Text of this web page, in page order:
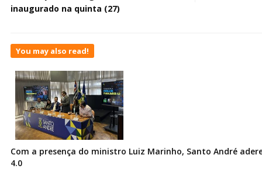
inaugurado na quinta (27)
You may also read!
Com a presença do ministro Luiz Marinho, Santo André
4.0